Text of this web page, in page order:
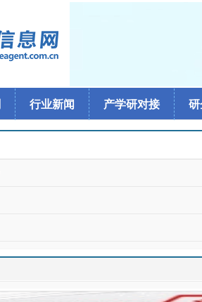
行业新闻 产学研对接 研